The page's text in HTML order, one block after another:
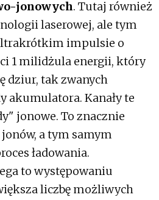
jonowych. Tutaj również
laserowej, ale tym
impulsie o
1 milidżula energii, który
dziur, tak zwanych
akumulatora. Kanały te
jonowe. To znacznie
a tym samym
ładowania.
to występowaniu
liczbę możliwych